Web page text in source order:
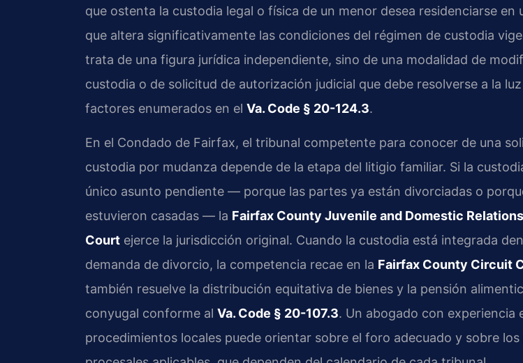
que ostenta la custodia legal o física de un menor desea residenciarse en
que altera significativamente las condiciones del régimen de custodia
trata de una figura jurídica independiente, sino de una modalidad de
custodia o de solicitud de autorización judicial que debe resolverse a la
factores enumerados en el Va. Code § 20-124.3.
En el Condado de Fairfax, el tribunal competente para conocer de una
custodia por mudanza depende de la etapa del litigio familiar. Si la
único asunto pendiente — porque las partes ya están divorciadas o
estuvieron casadas — la Fairfax County Juvenile and Domestic
Court ejerce la jurisdicción original. Cuando la custodia está integrada
demanda de divorcio, la competencia recae en la Fairfax County Circuit
también resuelve la distribución equitativa de bienes y la pensión
conyugal conforme al Va. Code § 20-107.3. Un abogado con experiencia
procedimientos locales puede orientar sobre el foro adecuado y sobre los